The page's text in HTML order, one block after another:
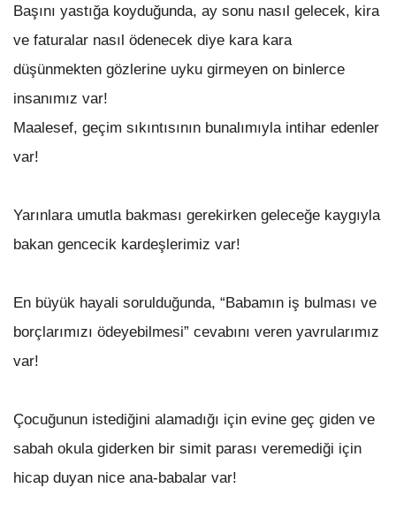
Başını yastığa koyduğunda, ay sonu nasıl gelecek, kira
ve faturalar nasıl ödenecek diye kara kara
düşünmekten gözlerine uyku girmeyen on binlerce
insanımız var!
Maalesef, geçim sıkıntısının bunalımıyla intihar edenler
var!
Yarınlara umutla bakması gerekirken geleceğe kaygıyla
bakan gencecik kardeşlerimiz var!
En büyük hayali sorulduğunda, “Babamın iş bulması ve
borçlarımızı ödeyebilmesi” cevabını veren yavrularımız
var!
Çocuğunun istediğini alamadığı için evine geç giden ve
sabah okula giderken bir simit parası veremediği için
hicap duyan nice ana-babalar var!